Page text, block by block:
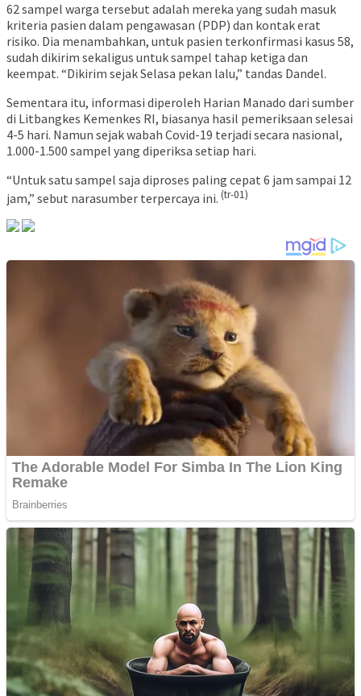
62 sampel warga tersebut adalah mereka yang sudah masuk
kriteria pasien dalam pengawasan (PDP) dan kontak erat
risiko. Dia menambahkan, untuk pasien terkonfirmasi kasus 58,
sudah dikirim sekaligus untuk sampel tahap ketiga dan
keempat. “Dikirim sejak Selasa pekan lalu,” tandas Dandel.
Sementara itu, informasi diperoleh Harian Manado dari sumber
di Litbangkes Kemenkes RI, biasanya hasil pemeriksaan selesai
4-5 hari. Namun sejak wabah Covid-19 terjadi secara nasional,
1.000-1.500 sampel yang diperiksa setiap hari.
“Untuk satu sampel saja diproses paling cepat 6 jam sampai 12
jam,” sebut narasumber terpercaya ini. (tr-01)